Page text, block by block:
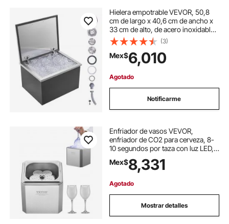
Hielera empotrable VEVOR, 50,8
cm de largo x 40,6 cm de ancho x
33 cm de alto, de acero inoxidable,
con tapa abatible, 38,6 litros, ideal
para cocinas exteriores, incluye
tubo y tapón de drenaje, para
enfriar vino y cerveza.
(3)
Mex$6,010
Agotado
Notificarme
Enfriador de vasos VEVOR,
enfriador de CO2 para cerveza, 8-
10 segundos por taza con luz LED,
enfriador instantáneo para vino,
cócteles, champán, bebidas mixtas
y zumos. Ideal para bares,
restaurantes y cocinas.
Mex$8,331
Agotado
Mostrar detalles